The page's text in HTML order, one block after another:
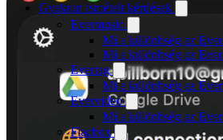
Gyakran ismételt kérdések
Evermusic
Mi a különbség az
Mi a különbség az
Evertag
Mi a különbség az
Evervideo
Mi a különbség az
Flacbox